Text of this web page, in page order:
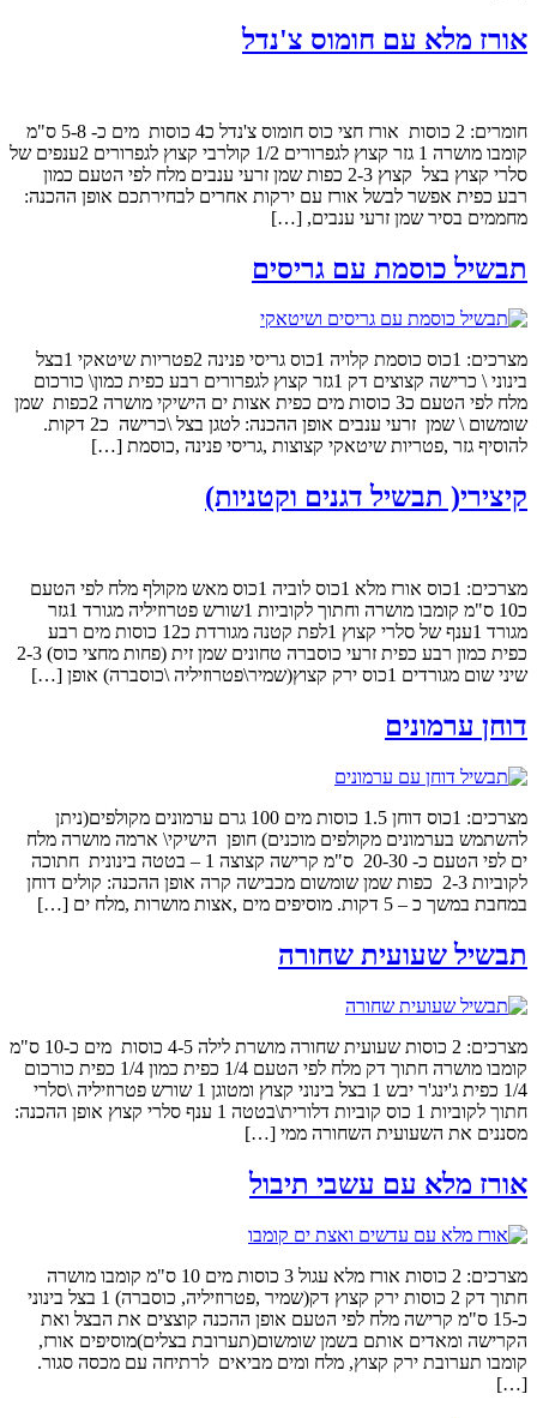
אורז מלא עם חומוס צ'נדל
חומרים: 2 כוסות אורז חצי כוס חומוס צ'נדל כ4 כוסות מים כ- 5-8 ס"מ
קומבו מושרה 1 גזר קצוץ לגפרורים 1/2 קולרבי קצוץ לגפרורים 2ענפים של
סלרי קצוץ בצל קצוץ 2-3 כפות שמן זרעי ענבים מלח לפי הטעם כמון
רבע כפית אפשר לבשל אורז עם ירקות אחרים לבחירתכם אופן ההכנה:
מחממים בסיר שמן זרעי ענבים, […]
תבשיל כוסמת עם גריסים
מצרכים: 1כוס כוסמת קלויה 1כוס גריסי פנינה 2פטריות שיטאקי 1בצל
בינוני \ כרישה קצוצים דק 1גזר קצוץ לגפרורים רבע כפית כמון\ כורכום
מלח לפי הטעם כ3 כוסות מים כפית אצות ים הישיקי מושרה 2כפות שמן
שומשום \ שמן זרעי ענבים אופן ההכנה: לטגן בצל \כרישה כ2 דקות.
להוסיף גזר ,פטריות שיטאקי קצוצות ,גריסי פנינה ,כוסמת […]
קיצירי( תבשיל דגנים וקטניות)
מצרכים: 1כוס אורז מלא 1כוס לוביה 1כוס מאש מקולף מלח לפי הטעם
כ10 ס"מ קומבו מושרה וחתוך לקוביות 1שורש פטרוזיליה מגורד 1גזר
מגורד 1ענף של סלרי קצוץ 1לפת קטנה מגורדת כ12 כוסות מים רבע
כפית כמון רבע כפית זרעי כוסברה טחונים שמן זית (פחות מחצי כוס) 2-3
שיני שום מגורדים 1כוס ירק קצוץ(שמיר\פטרוזיליה \כוסברה) אופן […]
דוחן ערמונים
מצרכים: 1כוס דוחן 1.5 כוסות מים 100 גרם ערמונים מקולפים(ניתן
להשתמש בערמונים מקולפים מוכנים) חופן הישיקי\ ארמה מושרה מלח
ים לפי הטעם כ- 20-30 ס"מ קרישה קצוצה 1 – בטטה בינונית חתוכה
לקוביות 2-3 כפות שמן שומשום מכבישה קרה אופן ההכנה: קולים דוחן
במחבת במשך כ – 5 דקות. מוסיפים מים ,אצות מושרות ,מלח ים […]
תבשיל שעועית שחורה
מצרכים: 2 כוסות שעועית שחורה מושרת לילה 4-5 כוסות מים כ-10 ס"מ
קומבו מושרה חתוך דק מלח לפי הטעם 1/4 כפית כמון 1/4 כפית כורכום
1/4 כפית ג'ינג'ר יבש 1 בצל בינוני קצוץ ומטוגן 1 שורש פטרוזיליה \סלרי
חתוך לקוביות 1 כוס קוביות דלורית\בטטה 1 ענף סלרי קצוץ אופן ההכנה:
מסננים את השעועית השחורה ממי […]
אורז מלא עם עשבי תיבול
מצרכים: 2 כוסות אורז מלא עגול 3 כוסות מים 10 ס"מ קומבו מושרה
חתוך דק 2 כוסות ירק קצוץ דק(שמיר ,פטרוזיליה, כוסברה) 1 בצל בינוני
כ-15 ס"מ קרישה מלח לפי הטעם אופן ההכנה קוצצים את הבצל ואת
הקרישה ומאדים אותם בשמן שומשום(תערובת בצלים)מוסיפים אורז,
קומבו תערובת ירק קצוץ, מלח ומים מביאים לרתיחה עם מכסה סגור.
[…]